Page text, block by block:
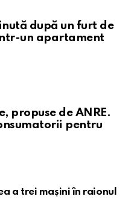
după un furt de
un apartament
propuse de ANRE.
pentru
a trei mașini în raionul